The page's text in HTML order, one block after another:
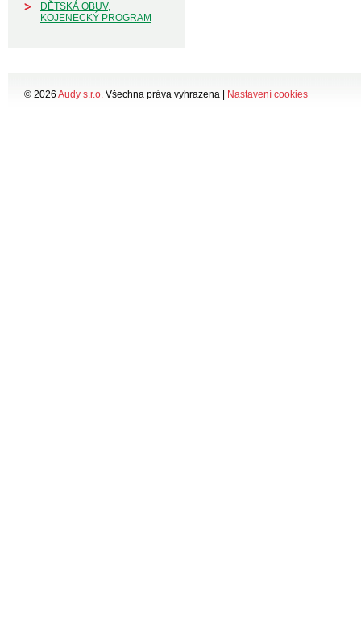
DĚTSKÁ OBUV,
KOJENECKÝ PROGRAM
© 2026 Audy s.r.o. Všechna práva vyhrazena | Nastavení cookies